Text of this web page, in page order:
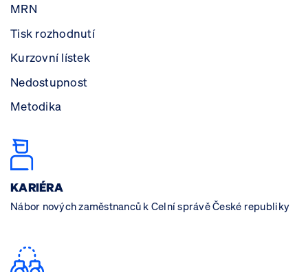
MRN
Tisk rozhodnutí
Kurzovní lístek
Nedostupnost
Metodika
KARIÉRA
Nábor nových zaměstnanců k Celní správě České republiky